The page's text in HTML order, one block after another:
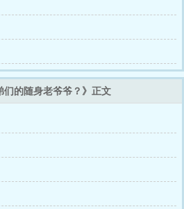
们的随身老爷爷？》正文